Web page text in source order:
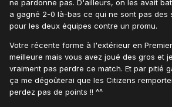
ne pardonne pas. D'ailleurs, on les avait
a gagné 2-0 là-bas ce qui ne sont pas des
pour les deux équipes contre un promu.
Votre récente forme à l'extérieur en
meilleure mais vous avez joué des gros et
vraiment pas perdre ce match. Et par pitié
ça me dégoûterai que les Citizens
perdez pas de points !! ^^